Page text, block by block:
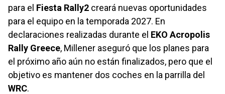
para el Fiesta Rally2 creará nuevas oportunidades
para el equipo en la temporada 2027. En
declaraciones realizadas durante el EKO Acropolis
Rally Greece, Millener aseguró que los planes para
el próximo año aún no están finalizados, pero que el
objetivo es mantener dos coches en la parrilla del
WRC.